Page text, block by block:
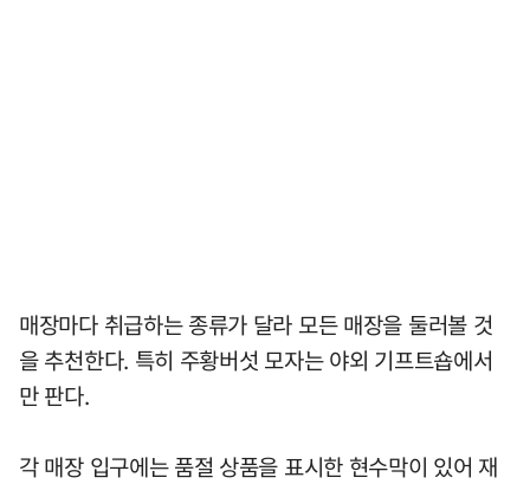
매장마다 취급하는 종류가 달라 모든 매장을 둘러볼 것
을 추천한다. 특히 주황버섯 모자는 야외 기프트숍에서
만 판다.
각 매장 입구에는 품절 상품을 표시한 현수막이 있어 재